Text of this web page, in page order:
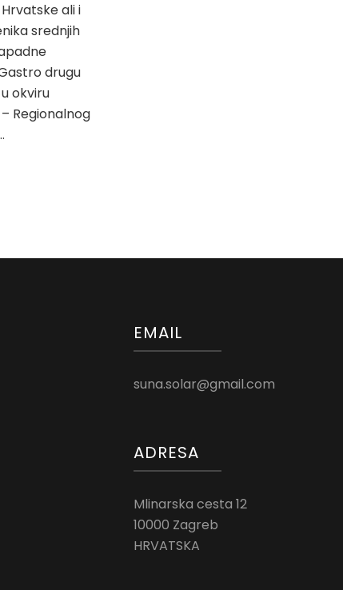
ali i
srednjih
drugu
okviru
Regionalnog
EMAIL
suna.solar@gmail.com
ADRESA
Mlinarska cesta 12
10000 Zagreb
HRVATSKA